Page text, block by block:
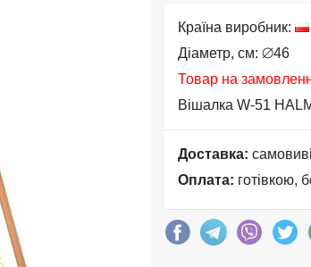
Країна виробник:
Діаметр, см: ⌀46
Товар на
Вішалка W-51
Доставка:
Оплата: готівкою,